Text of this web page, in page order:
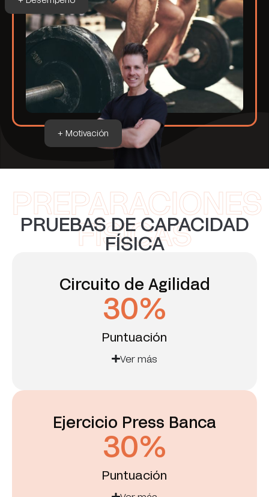
+ Motivación
PRUEBAS DE CAPACIDAD
FÍSICA
PREPARACIONES
FÍSICAS
Circuito de Agilidad
Puntuación
30%
Ver más
Ejercicio Press Banca
Puntuación
30%